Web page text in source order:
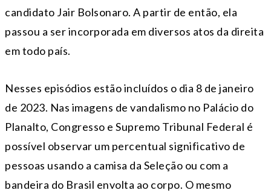
candidato Jair Bolsonaro. A partir de então, ela
passou a ser incorporada em diversos atos da direita
em todo país.
Nesses episódios estão incluídos o dia 8 de janeiro
de 2023. Nas imagens de vandalismo no Palácio do
Planalto, Congresso e Supremo Tribunal Federal é
possível observar um percentual significativo de
pessoas usando a camisa da Seleção ou com a
bandeira do Brasil envolta ao corpo. O mesmo